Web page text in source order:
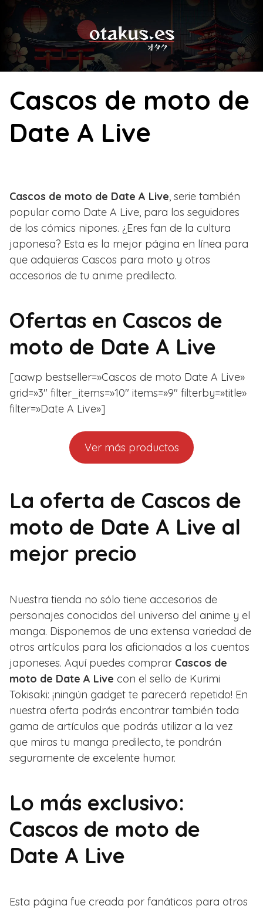
content
Cascos de moto de
Date A Live
Cascos de moto de Date A Live, serie también
popular como Date A Live, para los seguidores
de los cómics nipones. ¿Eres fan de la cultura
japonesa? Esta es la mejor página en línea para
que adquieras Cascos para moto y otros
accesorios de tu anime predilecto.
Ofertas en Cascos de
moto de Date A Live
[aawp bestseller=»Cascos de moto Date A Live»
grid=»3″ filter_items=»10″ items=»9″ filterby=»title»
filter=»Date A Live»]
Ver más productos
La oferta de Cascos de
moto de Date A Live al
mejor precio
Nuestra tienda no sólo tiene accesorios de
personajes conocidos del universo del anime y el
manga. Disponemos de una extensa variedad de
otros artículos para los aficionados a los cuentos
japoneses. Aquí puedes comprar Cascos de
moto de Date A Live con el sello de Kurimi
Tokisaki: ¡ningún gadget te parecerá repetido! En
nuestra oferta podrás encontrar también toda
gama de artículos que podrás utilizar a la vez
que miras tu manga predilecto, te pondrán
seguramente de excelente humor.
Lo más exclusivo:
Cascos de moto de
Date A Live
Esta página fue creada por fanáticos para otros